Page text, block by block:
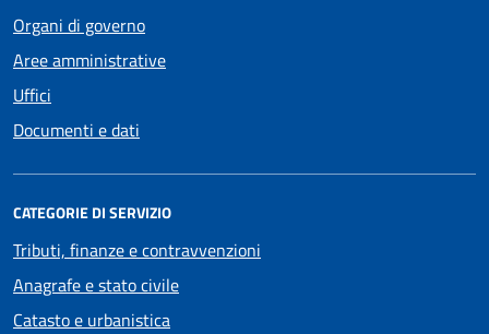
Organi di governo
Aree amministrative
Uffici
Documenti e dati
CATEGORIE DI SERVIZIO
Tributi, finanze e contravvenzioni
Anagrafe e stato civile
Catasto e urbanistica